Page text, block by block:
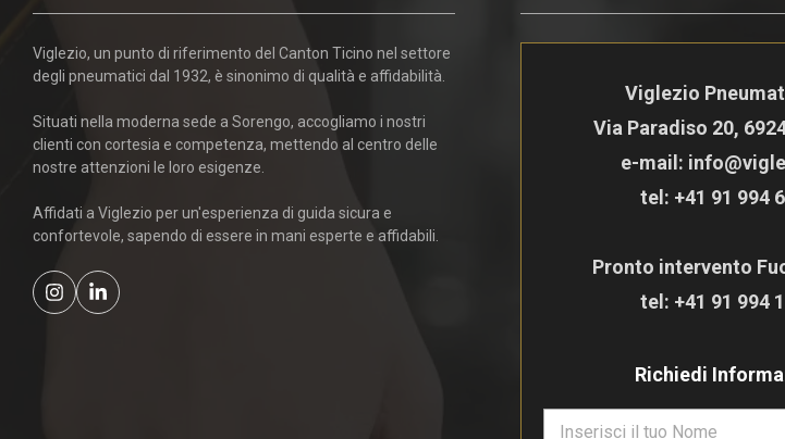
Viglezio, un punto di riferimento del Canton Ticino nel settore
degli pneumatici dal 1932, è sinonimo di qualità e affidabilità.
Situati nella moderna sede a Sorengo, accogliamo i nostri
clienti con cortesia e competenza, mettendo al centro delle
nostre attenzioni le loro esigenze.
Affidati a Viglezio per un'esperienza di guida sicura e
confortevole, sapendo di essere in mani esperte e affidabili.
Viglezio
Via Paradiso 20,
e-mail:
tel: +41 91 994
Pronto intervento
tel: +41 91 994
Richiedi